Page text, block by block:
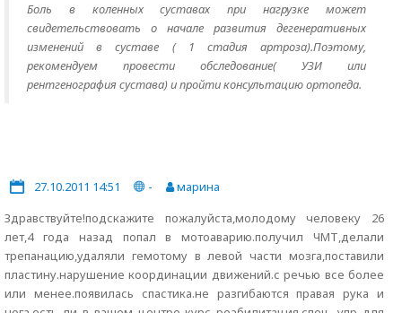
Боль в коленных суставах при нагрузке может
свидетельствовать о начале развития дегенеративных
изменений в суставе ( 1 стадия артроза).Поэтому,
рекомендуем провести обследование( УЗИ или
рентгенография сустава) и пройти консультацию ортопеда.
27.10.2011 14:51 -
марина
Здравствуйте!подскажите пожалуйста,молодому человеку 26
лет,4 года назад попал в мотоаварию.получил ЧМТ,делали
трепанацию,удаляли гемотому в левой части мозга,поставили
пластину.нарушение координации движений.с речью все более
или менее.появилась спастика.не разгибаются правая рука и